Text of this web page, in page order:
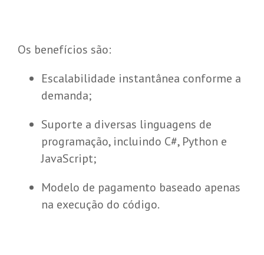
Os benefícios são:
Escalabilidade instantânea conforme a
demanda;
Suporte a diversas linguagens de
programação, incluindo C#, Python e
JavaScript;
Modelo de pagamento baseado apenas
na execução do código.